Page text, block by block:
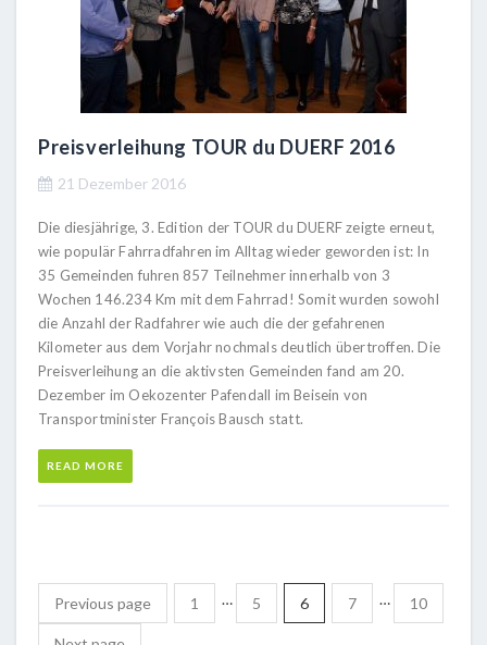
Preisverleihung TOUR du DUERF 2016
21 Dezember 2016
Die diesjährige, 3. Edition der TOUR du DUERF zeigte erneut,
wie populär Fahrradfahren im Alltag wieder geworden ist: In
35 Gemeinden fuhren 857 Teilnehmer innerhalb von 3
Wochen 146.234 Km mit dem Fahrrad! Somit wurden sowohl
die Anzahl der Radfahrer wie auch die der gefahrenen
Kilometer aus dem Vorjahr nochmals deutlich übertroffen. Die
Preisverleihung an die aktivsten Gemeinden fand am 20.
Dezember im Oekozenter Pafendall im Beisein von
Transportminister François Bausch statt.
READ MORE
Previous page 1 … 5 6 7 … 10